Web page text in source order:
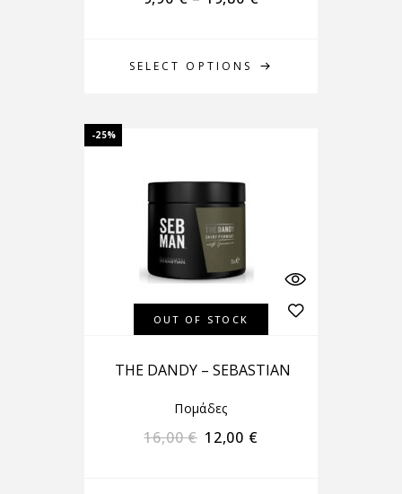
SELECT OPTIONS
-25%
OUT OF STOCK
THE DANDY – SEBASTIAN
Πομάδες
16,00€ 12,00 €